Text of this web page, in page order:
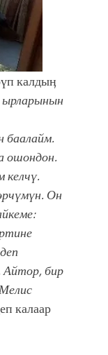
калдыӊ
ошондон.
Он
Айтор, бир
калаар